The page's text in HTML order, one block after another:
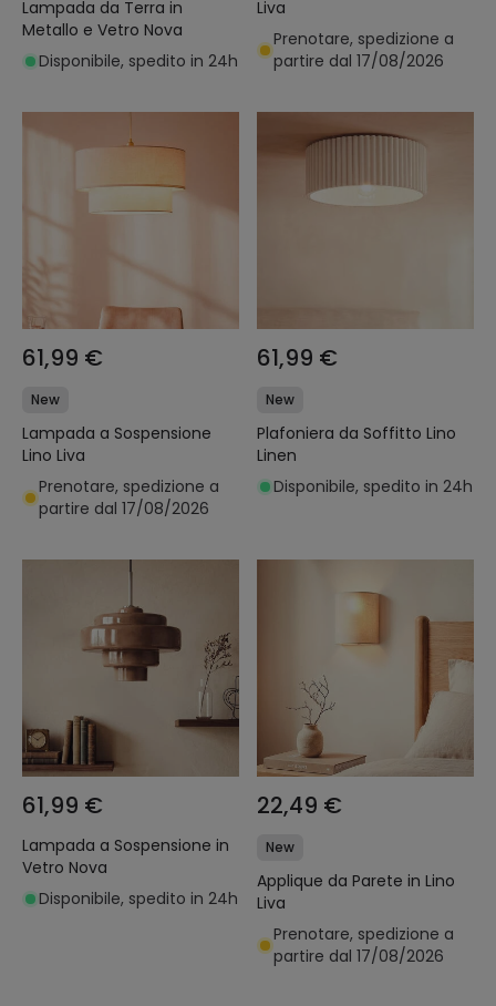
Lampada da Terra in
Metallo e Vetro Nova
Disponibile, spedito in 24h
Liva
Prenotare, spedizione a
partire dal 17/08/2026
61,99 €
New
Lampada a Sospensione
Lino Liva
Prenotare, spedizione a
partire dal 17/08/2026
61,99 €
New
Plafoniera da Soffitto Lino
Linen
Disponibile, spedito in 24h
61,99 €
Lampada a Sospensione in
Vetro Nova
Disponibile, spedito in 24h
22,49 €
New
Applique da Parete in Lino
Liva
Prenotare, spedizione a
partire dal 17/08/2026